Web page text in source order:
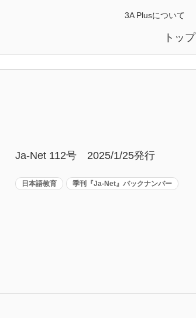
トップ
3A Plusについて
Ja-Net 112号 2025/1/25発行
日本語教育 季刊『Ja-Net』バックナンバー